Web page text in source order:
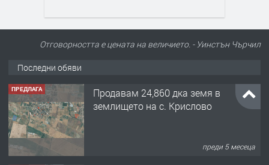
Отговорността е цената на величието. - Уинстън Чърчил
Последни обяви
ПРЕДЛАГА
122 м2- 3 стаен апартамент супер
център Асеновград- 169 500 €.
преди 3 месеца